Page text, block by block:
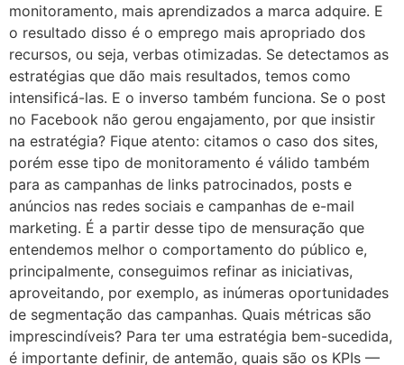
monitoramento, mais aprendizados a marca adquire. E
o resultado disso é o emprego mais apropriado dos
recursos, ou seja, verbas otimizadas. Se detectamos as
estratégias que dão mais resultados, temos como
intensificá-las. E o inverso também funciona. Se o post
no Facebook não gerou engajamento, por que insistir
na estratégia? Fique atento: citamos o caso dos sites,
porém esse tipo de monitoramento é válido também
para as campanhas de links patrocinados, posts e
anúncios nas redes sociais e campanhas de e-mail
marketing. É a partir desse tipo de mensuração que
entendemos melhor o comportamento do público e,
principalmente, conseguimos refinar as iniciativas,
aproveitando, por exemplo, as inúmeras oportunidades
de segmentação das campanhas. Quais métricas são
imprescindíveis? Para ter uma estratégia bem-sucedida,
é importante definir, de antemão, quais são os KPIs —